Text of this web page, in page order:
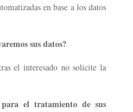
en base a los datos
sus datos?
el interesado no solicite la
el tratamiento de sus